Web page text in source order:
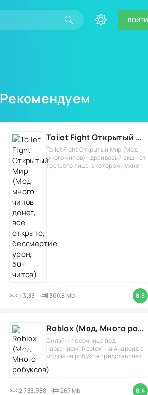
ВОЙТИ
Рекомендуем
Toilet Fight Открытый Мир (Мод: много чипов, денег, все открыто, бессмертие, урон, 50+ читов)
Toilet Fight Открытый Мир (Мод
много чипов) - драйвовый экшн от
третьего лица, в котором нужно
1.3.83 300,8 Mb 8.8
Roblox (Мод, Много робуксов)
Онлайн-песочница под
названием "Roblox" на Андроид с
модом на робуксы представляет
собой
2.733.988 267 Mb 8.4